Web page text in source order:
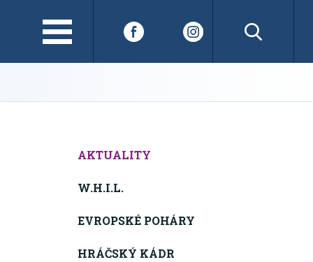
AKTUALITY
W.H.I.L.
EVROPSKÉ POHÁRY
HRÁČSKÝ KÁDR